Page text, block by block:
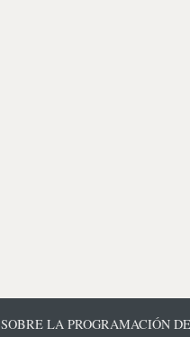
SOBRE LA PROGRAMACIÓN